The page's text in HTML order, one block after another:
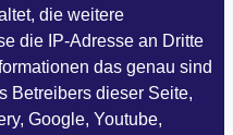
die weitere
die IP-Adresse an Dritte
das genau sind
Betreibers dieser Seite,
Google, Youtube,